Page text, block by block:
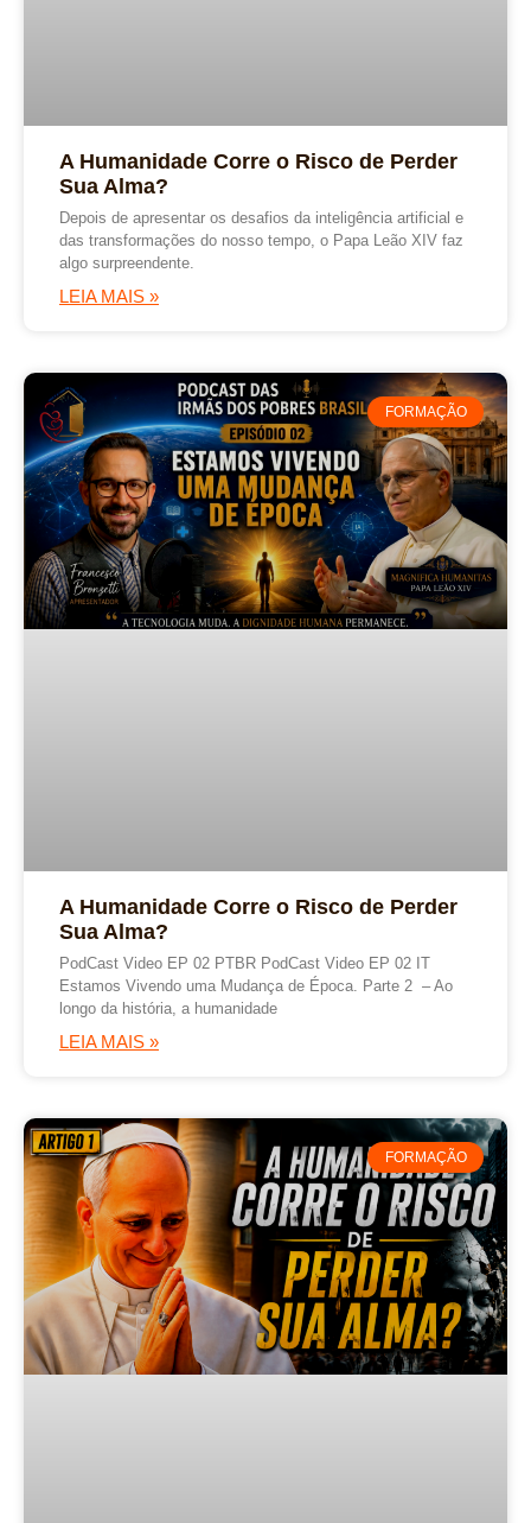
A Humanidade Corre o Risco de Perder
Sua Alma?
Depois de apresentar os desafios da inteligência artificial e
das transformações do nosso tempo, o Papa Leão XIV faz
algo surpreendente.
LEIA MAIS »
FORMAÇÃO
A Humanidade Corre o Risco de Perder
Sua Alma?
PodCast Video EP 02 PTBR PodCast Video EP 02 IT
Estamos Vivendo uma Mudança de Época. Parte 2 – Ao
longo da história, a humanidade
LEIA MAIS »
FORMAÇÃO